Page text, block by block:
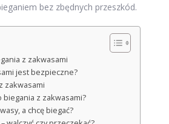
bez zbędnych przeszkód.
z zakwasami
jest bezpieczne?
zakwasami
biegania z zakwasami?
a chcę biegać?